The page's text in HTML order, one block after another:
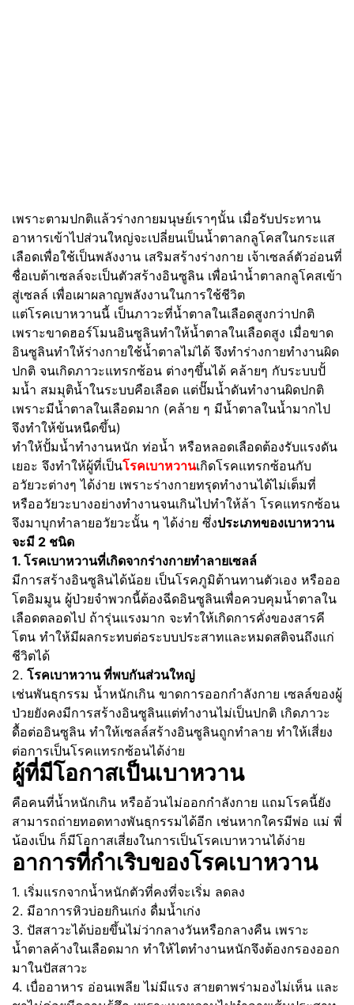
เพราะตามปกติแล้วร่างกายมนุษย์เราๆนั้น เมื่อรับประทาน
อาหารเข้าไปส่วนใหญ่จะเปลี่ยนเป็นน้ำตาลกลูโคสในกระแส
เลือดเพื่อใช้เป็นพลังงาน เสริมสร้างร่างกาย เจ้าเซลล์ตัวอ่อนที่
ชื่อเบต้าเซลล์จะเป็นตัวสร้างอินซูลิน เพื่อนำน้ำตาลกลูโคสเข้า
สู่เซลล์ เพื่อเผาผลาญพลังงานในการใช้ชีวิต
แต่โรคเบาหวานนี้ เป็นภาวะที่น้ำตาลในเลือดสูงกว่าปกติ
เพราะขาดฮอร์โมนอินซูลินทำให้น้ำตาลในเลือดสูง เมื่อขาด
อินซูลินทำให้ร่างกายใช้น้ำตาลไม่ได้ จึงทำร่างกายทำงานผิด
ปกติ จนเกิดภาวะแทรกซ้อน ต่างๆขึ้นได้ คล้ายๆ กับระบบปั้
มน้ำ สมมุติน้ำในระบบคือเลือด แต่ปั๊มน้ำดันทำงานผิดปกติ
เพราะมีน้ำตาลในเลือดมาก (คล้าย ๆ มีน้ำตาลในน้ำมากไป
จึงทำให้ข้นหนืดขึ้น)
ทำให้ปั้มน้ำทำงานหนัก ท่อน้ำ หรือหลอดเลือดต้องรับแรงดัน
เยอะ จึงทำให้ผู้ที่เป็นโรคเบาหวานเกิดโรคแทรกซ้อนกับ
อวัยวะต่างๆ ได้ง่าย เพราะร่างกายทรุดทำงานได้ไม่เต็มที่
หรืออวัยวะบางอย่างทำงานจนเกินไปทำให้ล้า โรคแทรกซ้อน
จึงมาบุกทำลายอวัยวะนั้น ๆ ได้ง่าย ซึ่งประเภทของเบาหวาน
จะมี 2 ชนิด
1. โรคเบาหวานที่เกิดจากร่างกายทำลายเซลล์
มีการสร้างอินซูลินได้น้อย เป็นโรคภูมิต้านทานตัวเอง หรือออ
โตอิมมูน ผู้ป่วยจำพวกนี้ต้องฉีดอินซูลินเพื่อควบคุมน้ำตาลใน
เลือดตลอดไป ถ้ารุ่นแรงมาก จะทำให้เกิดการคั่งของสารคี
โตน ทำให้มีผลกระทบต่อระบบประสาทและหมดสติจนถึงแก่
ชีวิตได้
2. โรคเบาหวาน ที่พบกันส่วนใหญ่
เช่นพันธุกรรม น้ำหนักเกิน ขาดการออกกำลังกาย เซลล์ของผู้
ป่วยยังคงมีการสร้างอินซูลินแต่ทำงานไม่เป็นปกติ เกิดภาวะ
ดื้อต่ออินซูลิน ทำให้เซลล์สร้างอินซูลินถูกทำลาย ทำให้เสี่ยง
ต่อการเป็นโรคแทรกซ้อนได้ง่าย
ผู้ที่มีโอกาสเป็นเบาหวาน
คือคนที่น้ำหนักเกิน หรืออ้วนไม่ออกกำลังกาย แถมโรคนี้ยัง
สามารถถ่ายทอดทางพันธุกรรมได้อีก เช่นหากใครมีพ่อ แม่ พี่
น้องเป็น ก็มีโอกาสเสี่ยงในการเป็นโรคเบาหวานได้ง่าย
อาการที่กำเริบของโรคเบาหวาน
1. เริ่มแรกจากน้ำหนักตัวที่คงที่จะเริ่ม ลดลง
2. มีอาการหิวบ่อยกินเก่ง ดื่มน้ำเก่ง
3. ปัสสาวะได้บ่อยขึ้นไม่ว่ากลางวันหรือกลางคืน เพราะ
น้ำตาลค้างในเลือดมาก ทำให้ไตทำงานหนักจึงต้องกรองออก
มาในปัสสาวะ
4. เบื่ออาหาร อ่อนเพลีย ไม่มีแรง สายตาพร่ามองไม่เห็น และ